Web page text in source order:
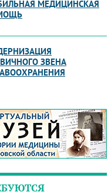
МЕДИЦИНСКАЯ
ЗВЕНА